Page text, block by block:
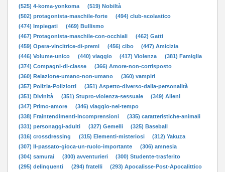
(525) 4-koma-yonkoma
(519) Nobiltà
(502) protagonista-maschile-forte
(494) club-scolastico
(474) Impiegati
(469) Bullismo
(467) Protagonista-maschile-con-occhiali
(462) Gatti
(459) Opera-vincitrice-di-premi
(456) cibo
(447) Amicizia
(446) Volume-unico
(440) viaggio (417) Violenza
(381) Famiglia
(374) Compagni-di-classe
(366) Amore-non-corrisposto
(360) Relazione-umano-non-umano
(360) vampiri
(357) Polizia-Poliziotti
(351) Aspetto-diverso-dalla-personalità
(351) Divinità
(351) Stupro-violenza-sessuale
(349) Alieni
(347) Primo-amore
(346) viaggio-nel-tempo
(338) Fraintendimenti-Incomprensioni
(335) caratteristiche-animali
(331) personaggi-adulti
(327) Gemelli
(325) Baseball
(316) crossdressing
(315) Elementi-misteriosi
(312) Yakuza
(307) Il-passato-gioca-un-ruolo-importante
(306) amnesia
(304) samurai
(300) avventurieri
(300) Studente-trasferito
(295) delinquenti
(294) fratelli
(293) Apocalisse-Post-Apocalittico